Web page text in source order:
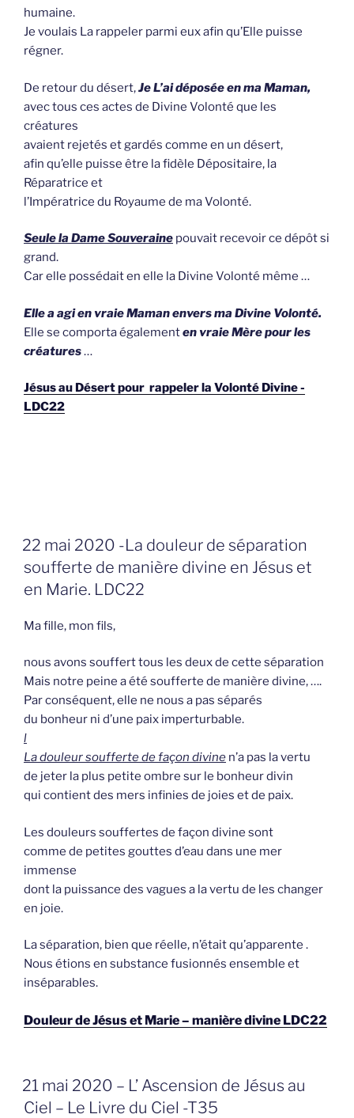
humaine.
Je voulais La rappeler parmi eux afin qu’Elle puisse
régner.
De retour du désert,Je L’ai déposée en ma Maman,
avec tous ces actes de Divine Volonté que les
créatures
avaient rejetés et gardés comme en un désert,
afin qu’elle puisse être la fidèle Dépositaire, la
Réparatrice et
l’Impératrice du Royaume de ma Volonté.
Seule la Dame Souveraine pouvait recevoir ce dépôt si
grand.
Car elle possédait en elle la Divine Volonté même …
Elle a agi en vraie Maman envers ma Divine Volonté.
Elle se comporta égalementen vraie Mère pour les
créatures…
Jésus au Désert pour rappeler la Volonté Divine -
LDC22
GEPLAATST
OP
22 mai 2020 -La douleur de séparation
soufferte de manière divine en Jésus et
en Marie. LDC22
Ma fille, mon fils,
nous avons souffert tous les deux de cette séparation
Mais notre peine a été soufferte de manière divine, ….
Par conséquent, elle ne nous a pas séparés
du bonheur ni d’une paix imperturbable.
l
La douleur soufferte de façon divine n’a pas la vertu
de jeter la plus petite ombre sur le bonheur divin
qui contient des mers infinies de joies et de paix.
Les douleurs souffertes de façon divine sont
comme de petites gouttes d’eau dans une mer
immense
dont la puissance des vagues a la vertu de les changer
en joie.
La séparation, bien que réelle, n’était qu’apparente .
Nous étions en substance fusionnés ensemble et
inséparables.
Douleur de Jésus et Marie – manière divine LDC22
GEPLAATST
OP
21 mai 2020 – L’ Ascension de Jésus au
Ciel – Le Livre du Ciel -T35